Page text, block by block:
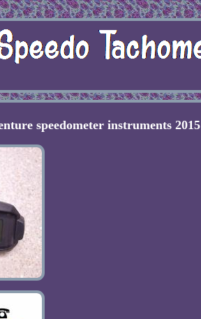
speedometer instruments 2015